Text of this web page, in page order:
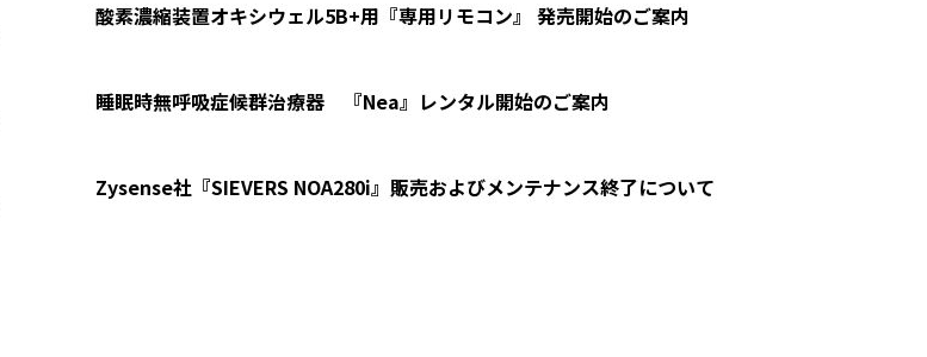
酸素濃縮装置オキシウェル5B+用『専用リモコン』 発売開始のご案内
睡眠時無呼吸症候群治療器 『Nea』レンタル開始のご案内
Zysense社『SIEVERS NOA280i』販売およびメンテナンス終了について